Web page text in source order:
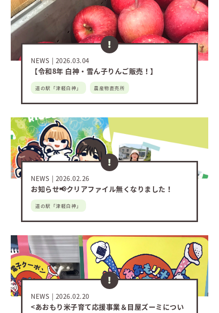
NEWS 2026.03.04
【令和8年 白神・雪ん子りんご販売！】
道の駅「津軽白神」 農産物直売所
NEWS 2026.02.26
お知らせ📢クリアファイル無くなりました！
道の駅「津軽白神」
NEWS 2026.02.20
<あおもり米子育て応援事業＆目屋ズーミについ